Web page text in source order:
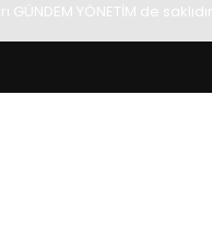
YÖNETİM de saklıdır.